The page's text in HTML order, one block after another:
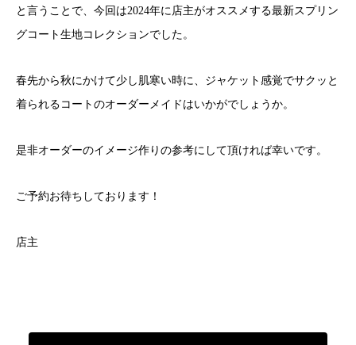
と言うことで、今回は2024年に店主がオススメする最新スプリン
グコート生地コレクションでした。
春先から秋にかけて少し肌寒い時に、ジャケット感覚でサクッと
着られるコートのオーダーメイドはいかがでしょうか。
是非オーダーのイメージ作りの参考にして頂ければ幸いです。
ご予約お待ちしております！
店主